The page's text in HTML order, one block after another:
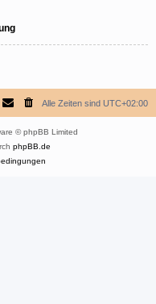
Alle Zeiten sind UTC+02:00
© phpBB Limited
phpBB.de